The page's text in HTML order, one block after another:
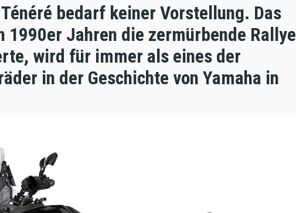
bedarf keiner Vorstellung. Das
1990er Jahren die zermürbende Rallye
wird für immer als eines der
in der Geschichte von Yamaha in